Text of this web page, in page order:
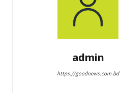
admin
https://goodnews.com.bd